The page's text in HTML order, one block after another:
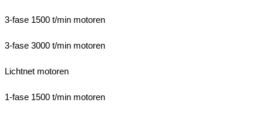
3-fase 1500 t/min motoren
3-fase 3000 t/min motoren
Lichtnet motoren
1-fase 1500 t/min motoren